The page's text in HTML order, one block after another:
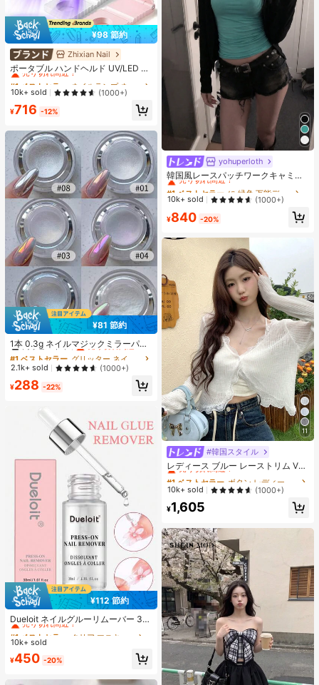
¥98 節約
Zhixian Nail
ポータブル ハンドヘルド UV/LED ネ
イルドライヤーランプ、すべてのジ
ェルネイルポリッシュマニキュアツ
ールに適しています、USB充電式高
速乾燥ネイルランプ、3-in-1セット
スタンドとデータケーブル付き、小
す、高いコストパフォーマンス、完
璧なギフト
#1 ベストセラー
売り切れ間近！
#1 ベストセラー
売り切れ間近！
#1 ベストセラー
売り切れ間近！
#1 ベストセラー
売り切れ間近！
10k+ sold (1000+)
¥716 -12%
¥81 節約
1本 0.3g ネイルマジックミラーパウ
ダー Y2Kミラースカイテーマ ムーン
ライトパウダー/グリッター 春夏の旅
行/女性と女の子/プロ仕様ホームネ
イルサロンに適しています。ネイル
#1 ベストセラー
グリッター ネイルグリッターパウダー
高リピート率
売り切れ間近！
#1 ベストセラー
高リピート率
売り切れ間近！
#1 ベストセラー
高リピート率
売り切れ間近！
#1 ベストセラー
高リピート率
売り切れ間近！
2.1k+ sold (1000+)
¥288 -22%
¥112 節約
Dueloit ネイルグルーリムーバー 30
ml プレスオンネイル用 ネイルグルー
リムーバー 簡単に取り外せる 固形ネ
イルグルー ジェル フェイクネイルチ
ップ用 ジェルベースグルーやジェル
ネイルポリッシュには不向き ランダ
ム 女性向け
#1 ベストセラー
クリア マニキュア除去液
売り切れ間近！
#1 ベストセラー
売り切れ間近！
#1 ベストセラー
売り切れ間近！
#1 ベストセラー
10k+ sold
¥450 -20%
yohuperloth
韓国風レースパッチワークキャミソ
ールタンクトップ、Y2Kエステティ
ック、ストリートウェアカジュアル
サマー
#1 ベストセラー
売り切れ間近！
#1 ベストセラー
売り切れ間近！
#1 ベストセラー
売り切れ間近！
#1 ベストセラー
売り切れ間近！
10k+ sold (1000+)
¥840 -20%
11
#韓国スタイル
レディース ブルー レーストリム Vネ
ック カバーアップ かわいい 新学期
夏用ショール 軽量 アウター ホワイ
ト 春 バケーションコア
#1 ベストセラー
売り切れ間近！
#1 ベストセラー
売り切れ間近！
#1 ベストセラー
売り切れ間近！
#1 ベストセラー
売り切れ間近！
10k+ sold (1000+)
¥1,605